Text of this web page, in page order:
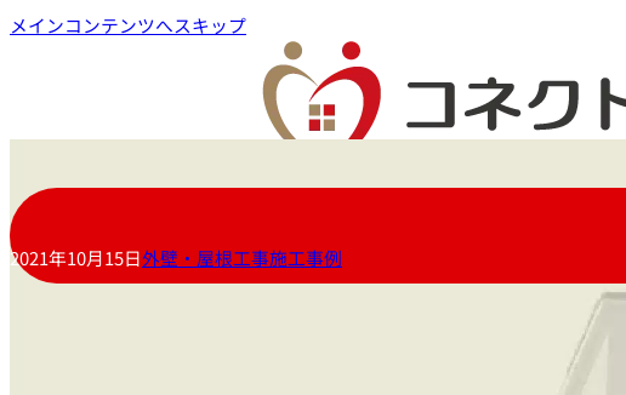
メインコンテンツへスキップ
2021年10月15日外壁・屋根工事施工事例